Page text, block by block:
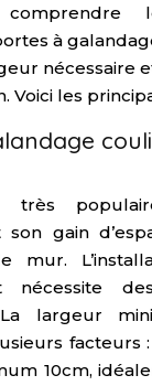
à
nécessaire
Voici les
très
son gain
mur.
nécessite
largeur
facteurs :
10cm,